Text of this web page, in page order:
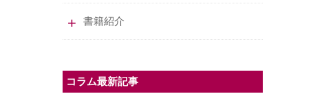
書籍紹介
コラム最新記事